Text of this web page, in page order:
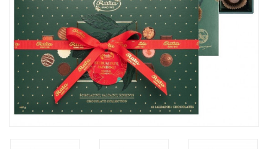
Saldėsiai
Gurmanams
Natūralios
Žvakės
Namų
Kvapai